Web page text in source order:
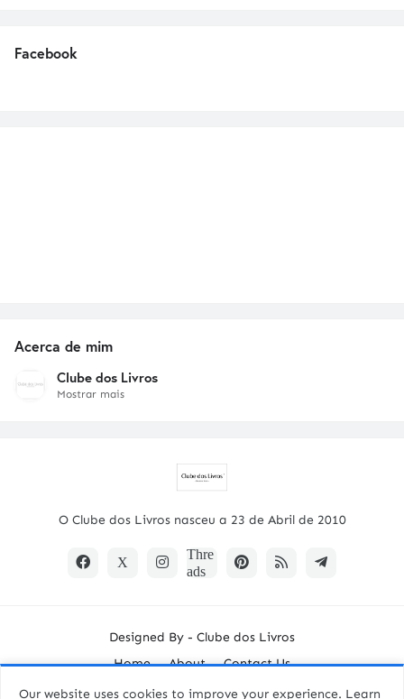
Facebook
Acerca de mim
Clube dos Livros
Mostrar mais
O Clube dos Livros nasceu a 23 de Abril de 2010
Designed By - Clube dos Livros
Home
About Contact Us
Our website uses cookies to improve your experience. Learn